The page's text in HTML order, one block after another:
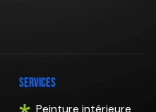
Services